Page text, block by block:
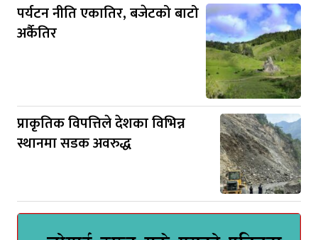
पर्यटन नीति एकातिर, बजेटको बाटो
अर्कैतिर
प्राकृतिक विपत्तिले देशका विभिन्न
स्थानमा सडक अवरुद्ध